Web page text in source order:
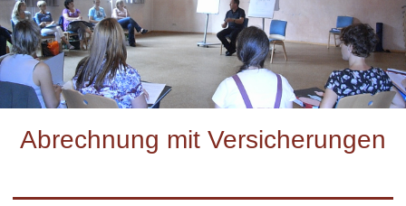
Abrechnung mit Versicherungen